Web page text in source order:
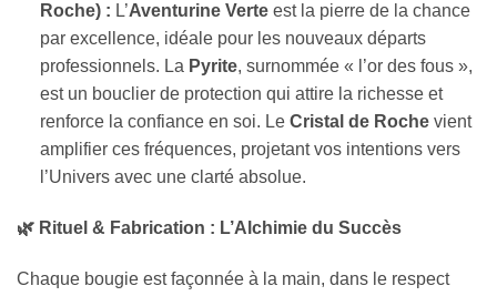
Roche) : L’Aventurine Verteest la pierre de la chance
par excellence, idéale pour les nouveaux départs
professionnels. La Pyrite, surnommée « l’or des fous »,
est un bouclier de protection qui attire la richesse et
renforce la confiance en soi. Le Cristal de Rochevient
amplifier ces fréquences, projetant vos intentions vers
l’Univers avec une clarté absolue.
🌿 Rituel & Fabrication : L’Alchimie du Succès
Chaque bougie est façonnée à la main, dans le respect